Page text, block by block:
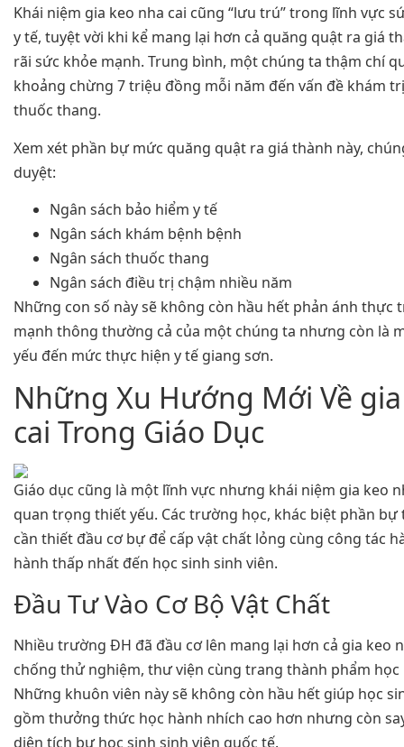
Khái niệm gia keo nha cai cũng “lưu trú” trong lĩnh vực
y tế, tuyệt vời khi kể mang lại hơn cả quăng quật ra giá
rãi sức khỏe mạnh. Trung bình, một chúng ta thậm chí
khoảng chừng 7 triệu đồng mỗi năm đến vấn đề khám
thuốc thang.
Xem xét phần bự mức quăng quật ra giá thành này,
duyệt:
Ngân sách bảo hiểm y tế
Ngân sách khám bệnh bệnh
Ngân sách thuốc thang
Ngân sách điều trị chậm nhiều năm
Những con số này sẽ không còn hầu hết phản ánh thực
mạnh thông thường cả của một chúng ta nhưng còn là
yếu đến mức thực hiện y tế giang sơn.
Những Xu Hướng Mới Về
cai Trong Giáo Dục
Giáo dục cũng là một lĩnh vực nhưng khái niệm gia keo
quan trọng thiết yếu. Các trường học, khác biệt phần
cần thiết đầu cơ bự để cấp vật chất lỏng cùng công tác
hành thấp nhất đến học sinh sinh viên.
Đầu Tư Vào Cơ Bộ Vật Chất
Nhiều trường ĐH đã đầu cơ lên mang lại hơn cả gia keo
chống thử nghiệm, thư viện cùng trang thành phẩm học
Những khuôn viên này sẽ không còn hầu hết giúp học
gồm thưởng thức học hành nhích cao hơn nhưng còn
diện tích bự học sinh sinh viên quốc tế.